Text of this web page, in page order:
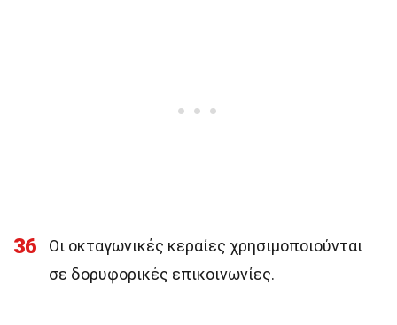
36
Οι οκταγωνικές κεραίες χρησιμοποιούνται
σε δορυφορικές επικοινωνίες.